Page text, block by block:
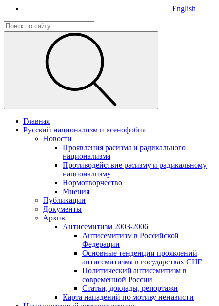
English
Главная
Русский национализм и ксенофобия
Новости
Проявления расизма и радикального
национализма
Противодействие расизму и радикальному
национализму
Нормотворчество
Мнения
Публикации
Документы
Архив
Антисемитизм 2003-2006
Антисемитизм в Российской
Федерации
Основные тенденции проявлений
антисемитизма в государствах СНГ
Политический антисемитизм в
современной России
Статьи, доклады, репортажи
Карта нападений по мотиву ненависти